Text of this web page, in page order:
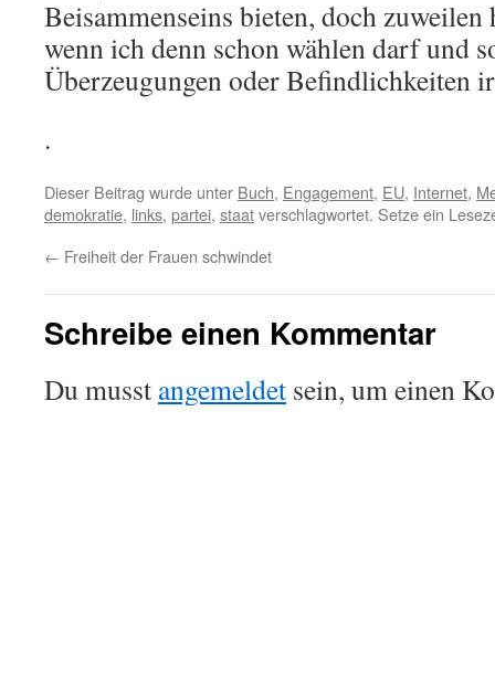
Beisammenseins bieten, doch zuweilen
wenn ich denn schon wählen darf und
Überzeugungen oder Befindlichkeiten
.
Dieser Beitrag wurde unter Buch, Engagement, EU, Internet,
demokratie, links, partei, staatverschlagwortet. Setze ein
← Freiheit der Frauen schwindet
Schreibe einen Kommentar
Du musst angemeldet sein, um einen